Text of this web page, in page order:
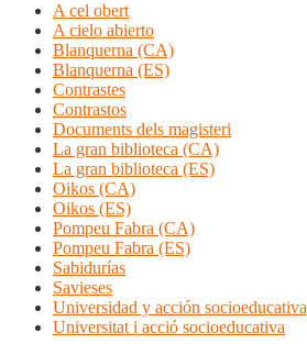
A cel obert
A cielo abierto
Blanquerna (CA)
Blanquerna (ES)
Contrastes
Contrastos
Documents dels magisteri
La gran biblioteca (CA)
La gran biblioteca (ES)
Oikos (CA)
Oikos (ES)
Pompeu Fabra (CA)
Pompeu Fabra (ES)
Sabidurías
Savieses
Universidad y acción socioeducativa
Universitat i acció socioeducativa